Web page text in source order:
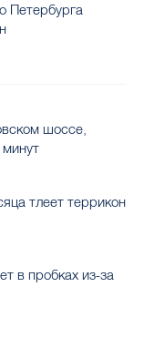
Петербурга
шоссе,
тлеет террикон
в пробках из-за